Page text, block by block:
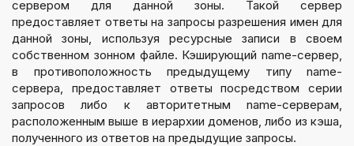
сервером для данной зоны. Такой сервер
предоставляет ответы на запросы разрешения имен для
данной зоны, используя ресурсные записи в своем
собственном зонном файле. Кэширующий name-сервер,
в противоположность предыдущему типу name-
сервера, предоставляет ответы посредством серии
запросов либо к авторитетным name-серверам,
расположенным выше в иерархии доменов, либо из кэша,
полученного из ответов на предыдущие запросы.